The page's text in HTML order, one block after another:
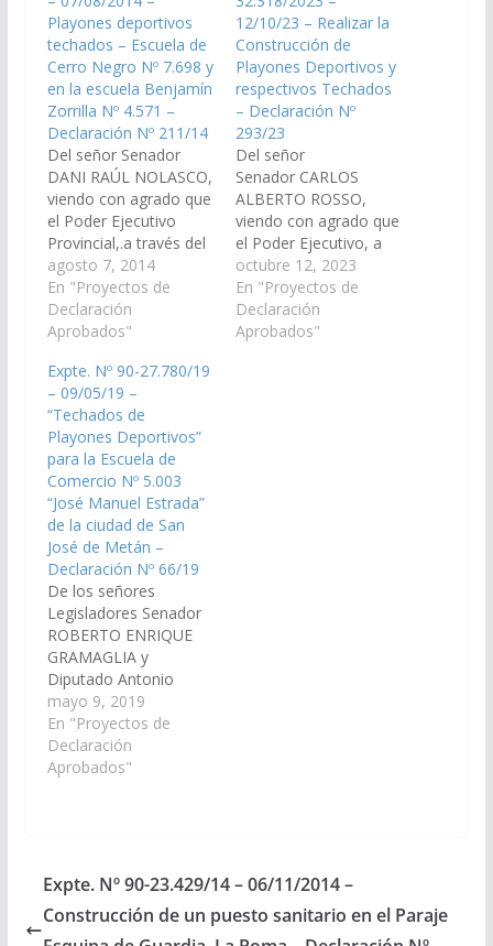
Playones deportivos
techados – Escuela de
Cerro Negro Nº 7.698 y
en la escuela Benjamín
Zorrilla Nº 4.571 –
Declaración Nº 211/14
Del señor Senador
DANI RAÚL NOLASCO,
viendo con agrado que
el Poder Ejecutivo
Provincial,.a través del
Ministerio de
Educación, proceda a
realizar playones
deportivos techados,
puedan realizar sus
actividades físicas
durante todo el año,
en la Escuela de Cerro
Negro Nº 7.698 y en la
escuela…
agosto 7, 2014
En "Proyectos de
Declaración
Aprobados"
12/10/23 – Realizar la
Construcción de
Playones Deportivos y
respectivos Techados
– Declaración Nº
293/23
Del señor
Senador CARLOS
ALBERTO ROSSO,
viendo con agrado que
el Poder Ejecutivo, a
través del Ministerio de
Educación, Cultura,
Ciencia y Tecnología,
disponga las medidas y
octubre 12, 2023
En "Proyectos de
Declaración
Aprobados"
Expte. Nº 90-27.780/19
– 09/05/19 –
“Techados de
Playones Deportivos”
para la Escuela de
Comercio Nº 5.003
“José Manuel Estrada”
de la ciudad de San
José de Metán –
Declaración Nº 66/19
De los señores
Legisladores Senador
ROBERTO ENRIQUE
GRAMAGLIA y
Diputado Antonio
Otero, viendo con
agrado que el Poder
Ejecutivo Provincial,
lleve a cabo las
Educación, Ciencia y
Tecnología, a través
de sus áreas
mayo 9, 2019
En "Proyectos de
Declaración
Aprobados"
Expte. Nº 90-23.429/14 – 06/11/2014 –
Construcción de un puesto sanitario en el Paraje